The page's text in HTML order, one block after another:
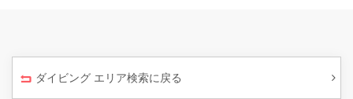
ダイビング エリア検索に戻る